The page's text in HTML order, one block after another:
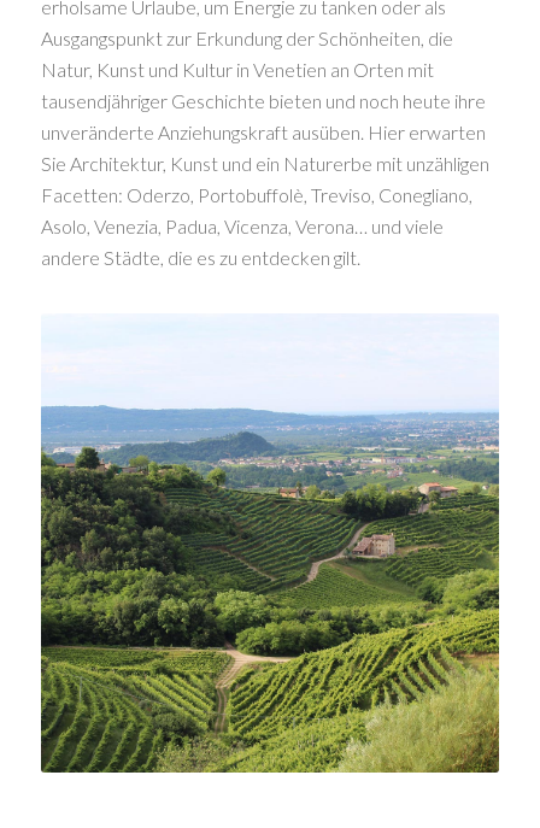
erholsame Urlaube, um Energie zu tanken oder als
Ausgangspunkt zur Erkundung der Schönheiten, die
Natur, Kunst und Kultur in Venetien an Orten mit
tausendjähriger Geschichte bieten und noch heute ihre
unveränderte Anziehungskraft ausüben. Hier erwarten
Sie Architektur, Kunst und ein Naturerbe mit unzähligen
Facetten: Oderzo, Portobuffolè, Treviso, Conegliano,
Asolo, Venezia, Padua, Vicenza, Verona… und viele
andere Städte, die es zu entdecken gilt.